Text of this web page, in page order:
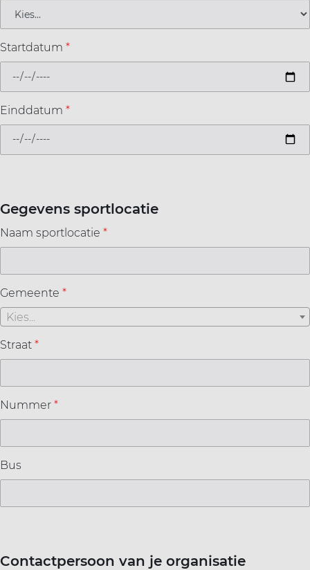
Startdatum *
Einddatum *
Gegevens sportlocatie
Naam sportlocatie *
Gemeente *
Kies...
Straat *
Nummer *
Bus
Contactpersoon van je organisatie